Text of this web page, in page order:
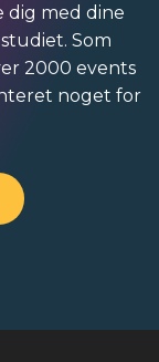
dig med dine
Som
2000 events
noget for